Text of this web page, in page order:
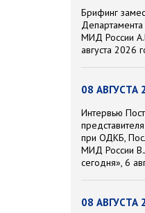
Брифинг
МИД России
августа 2026
08 АВГУСТА
Интервью
при ОДКБ,
МИД России
сегодня», 6
08 АВГУСТА